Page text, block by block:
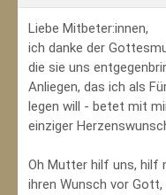
Liebe Mitbeter:innen,
ich danke der
die sie uns
Anliegen, das ich als
legen will - betet mit
einziger
Oh Mutter hilf uns, hilf
ihren Wunsch vor